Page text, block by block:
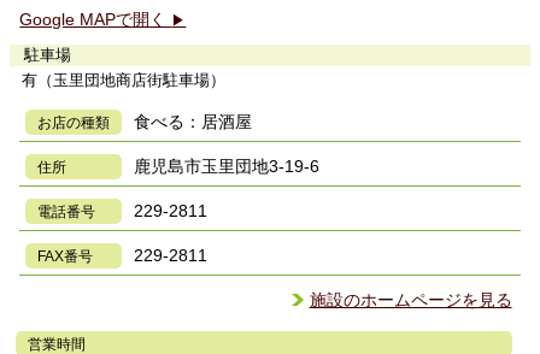
Google MAPで開く ▶
駐車場
有（玉里団地商店街駐車場）
お店の種類 食べる：居酒屋
住所 鹿児島市玉里団地3-19-6
電話番号 229-2811
FAX番号 229-2811
施設のホームページを見る
営業時間